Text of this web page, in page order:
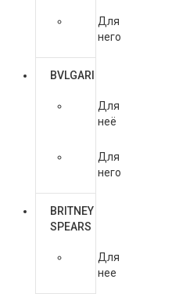
Для
него
BVLGARI
Для
неё
Для
него
BRITNEY
SPEARS
Для
нее